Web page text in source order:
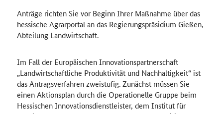
Anträge richten Sie vor Beginn Ihrer Maßnahme über das
hessische Agrarportal an das Regierungspräsidium Gießen,
Abteilung Landwirtschaft.
Im Fall der Europäischen Innovationspartnerschaft
„Landwirtschaftliche Produktivität und Nachhaltigkeit“ ist
das Antragsverfahren zweistufig. Zunächst müssen Sie
einen Aktionsplan durch die Operationelle Gruppe beim
Hessischen Innovationsdienstleister, dem Institut für